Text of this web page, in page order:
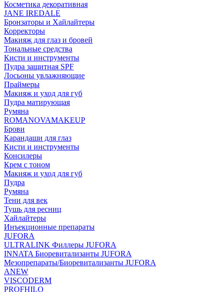
Косметика декоративная
JANE IREDALE
Бронзаторы и Хайлайтеры
Корректоры
Макияж для глаз и бровей
Тональные средства
Кисти и инструменты
Пудра защитная SPF
Лосьоны увлажняющие
Праймеры
Макияж и уход для губ
Пудра матирующая
Румяна
ROMANOVAMAKEUP
Брови
Карандаши для глаз
Кисти и инструменты
Консилеры
Крем с тоном
Макияж и уход для губ
Пудра
Румяна
Тени для век
Тушь для ресниц
Хайлайтеры
Инъекционные препараты
JUFORA
ULTRALINK Филлеры JUFORA
INNATA Биоревитализанты JUFORA
Мезопрепараты/Биоревитализанты JUFORA
ANEW
VISCODERM
PROFHILO